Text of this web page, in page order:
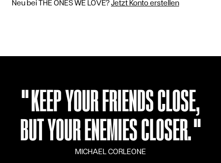
Neu bei THE ONES WE LOVE?Jetzt Konto erstellen
"KEEP YOUR FRIENDS CLOSE,
BUT YOUR ENEMIES CLOSER."
MICHAEL CORLEONE